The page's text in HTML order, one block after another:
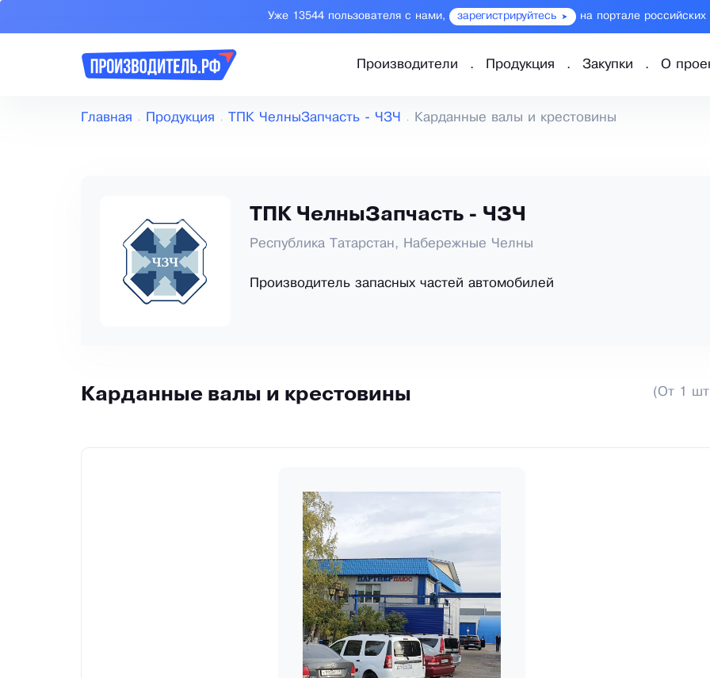
Уже 13544 пользователя с нами, зарегистрируйтесь на портале российских
Производители Продукция Закупки О
Главная Продукция ТПК ЧелныЗапчасть - ЧЗЧ Карданные валы и крестовины
ТПК ЧелныЗапчасть - ЧЗЧ
Республика Татарстан, Набережные Челны
Производитель запасных частей автомобилей
Карданные валы и крестовины (От 1